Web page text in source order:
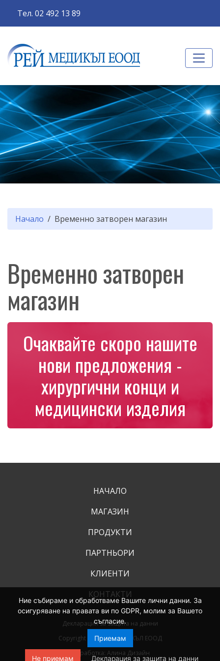
Ние събираме и обработваме Вашите лични данни. За
осигуряване на правата ви по GDPR, молим за Вашето
съгласие.
Приемам
Не приемам Декларация за защита на данни
Тел. 02 492 13 89
Начало Временно затворен магазин
Временно затворен
магазин
Очаквайте скоро нашите
нови предложения -
хирургични конци и
медицински изделия
НАЧАЛО
МАГАЗИН
ПРОДУКТИ
ПАРТНЬОРИ
КЛИЕНТИ
КОНТАКТИ
Декларация за защита на данни
Copyright 2026 РЕЙ МЕДИКЪЛ ЕООД
Разработка: Алина Дизайн